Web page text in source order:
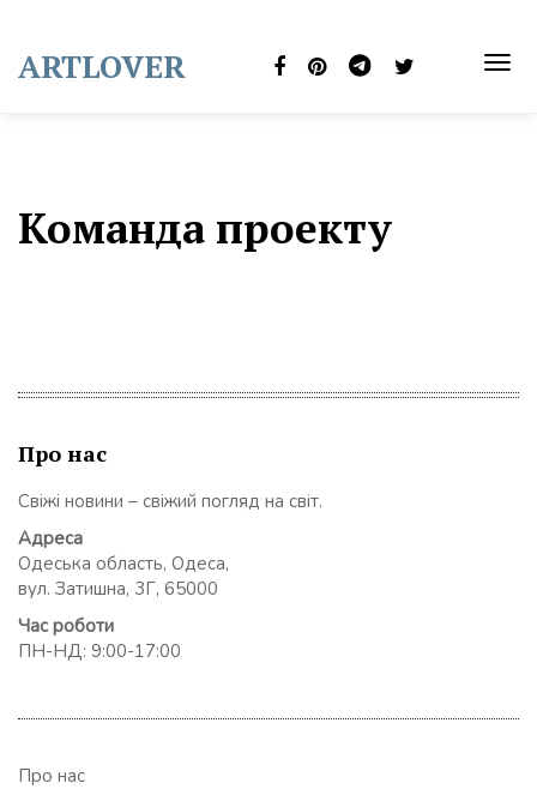
content
ARTLOVER
Команда проекту
Про нас
Свіжі новини – свіжий погляд на світ.
Адреса
Одеська область, Одеса,
вул. Затишна, 3Г, 65000
Час роботи
ПН-НД: 9:00-17:00
Про нас